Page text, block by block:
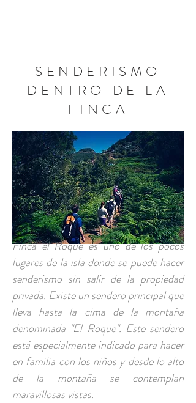
SENDERISMO
DENTRO DE LA
FINCA
Finca el Roque es uno de los pocos
lugares de la isla donde se puede hacer
senderismo sin salir de la propiedad
privada. Existe un sendero principal que
lleva hasta la cima de la montaña
denominada "El Roque". Este sendero
está especialmente indicado para hacer
en familia con los niños y desde lo alto
de la montaña se contemplan
maravillosas vistas.